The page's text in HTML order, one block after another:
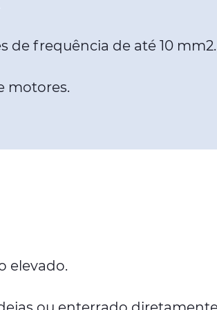
de frequência de até 10 mm2.
motores.
elevado.